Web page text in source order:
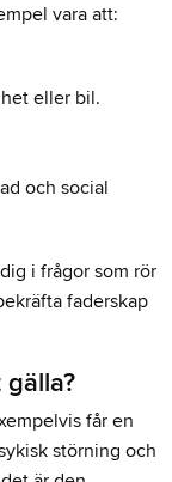
vara att:
eller bil.
och social
i frågor som rör
faderskap
får en
störning och